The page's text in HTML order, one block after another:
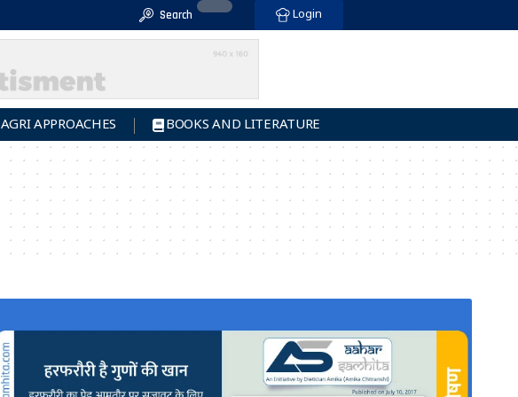
Search Login
AGRI APPROACHES BOOKS AND LITERATURE